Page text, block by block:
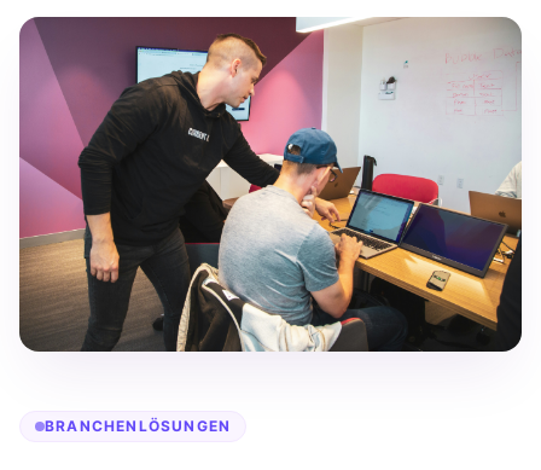
BRANCHENLÖSUNGEN